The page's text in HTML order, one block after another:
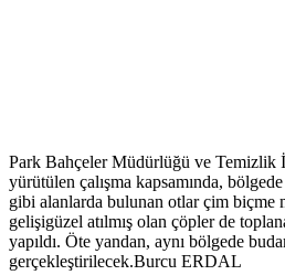
Park Bahçeler Müdürlüğü ve Temizlik
yürütülen çalışma kapsamında,
gibi alanlarda bulunan otlar çim biçme
gelişigüzel atılmış olan çöpler de
yapıldı. Öte yandan, aynı bölgede
gerçekleştirilecek.Burcu ERDAL